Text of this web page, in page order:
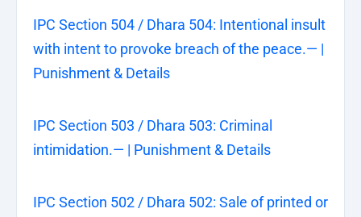
IPC Section 504 / Dhara 504: Intentional insult
with intent to provoke breach of the peace.— |
Punishment & Details
IPC Section 503 / Dhara 503: Criminal
intimidation.— | Punishment & Details
IPC Section 502 / Dhara 502: Sale of printed or